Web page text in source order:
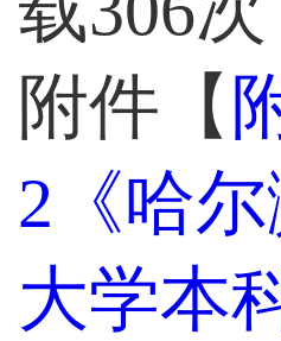
附件【
2《哈
大学本